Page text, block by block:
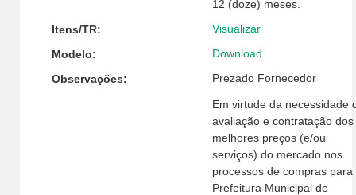
12 (doze) meses.
Itens/TR: Visualizar
Modelo: Download
Observações: Prezado Fornecedor
Em virtude da necessidade
avaliação e contratação dos
melhores preços (e/ou
serviços) do mercado nos
processos de compras para
Prefeitura Municipal de